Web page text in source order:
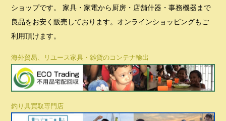
ショップです。 家具・家電から厨房・店舗什器・事務機器まで
良品をお安く販売しております。オンラインショッピングもご
利用頂けます。
海外貿易、リユース家具・雑貨のコンテナ輸出
釣り具買取専門店